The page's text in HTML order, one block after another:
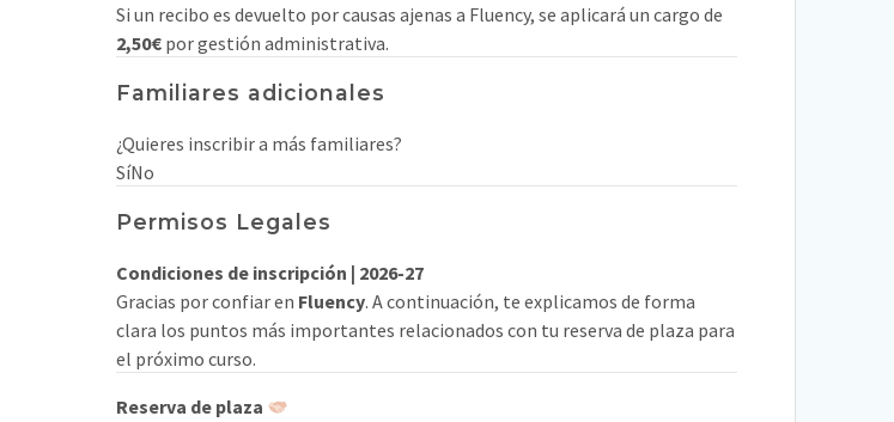
Si un recibo es devuelto por causas ajenas a Fluency, se aplicará un cargo de
2,50€por gestión administrativa.
Familiares adicionales
¿Quieres inscribir a más familiares?
SíNo
Permisos Legales
Condiciones de inscripción | 2026-27
Gracias por confiar en Fluency. A continuación, te explicamos de forma
clara los puntos más importantes relacionados con tu reserva de plaza para
el próximo curso.
Reserva de plaza